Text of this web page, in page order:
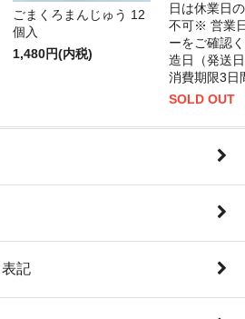
ごまくろまんじゅう 12
個入
1,480円(内税)
日は休業日
不可※ 営業
ーをご確認
造日（発送
消費期限3日
SOLD OUT
記